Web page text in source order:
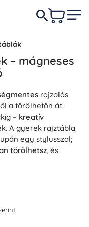
– mágneses
rajzolás
a törölhetőn át
– kreatív
A gyerek rajztábla
egy stylusszal;
törölhetsz, és
a
sablonok
A